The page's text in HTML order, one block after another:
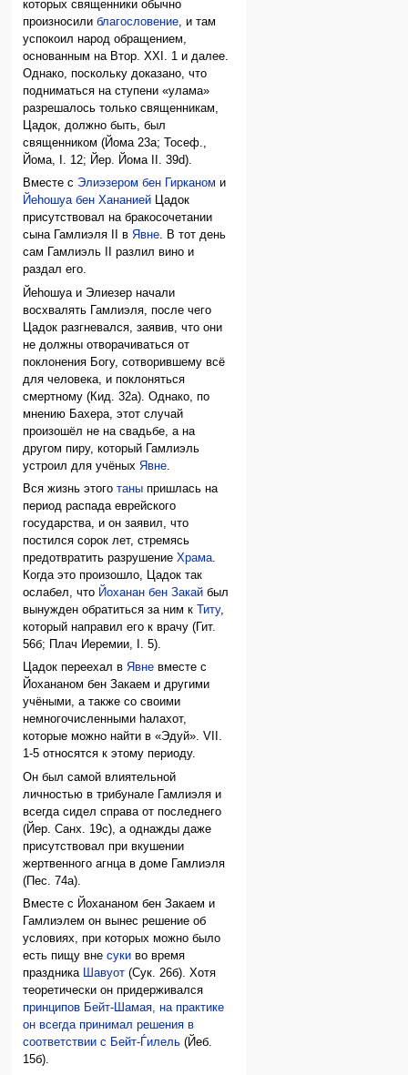
которых священники обычно
произносилиблагословение, и там
успокоил народ обращением,
основанным на Втор. XXI. 1 и далее.
Однако, поскольку доказано, что
подниматься на ступени «улама»
разрешалось только священникам,
Цадок, должно быть, был
священником (Йома 23а; Тосеф.,
Йома, I. 12; Йер. Йома II. 39d).
Вместе с Элиэзером бен Гирканом и
Йеhошуа бен Хананией Цадок
присутствовал на бракосочетании
сына Гамлиэля II вЯвне. В тот день
сам Гамлиэль II разлил вино и
раздал его.
Йеhошуа и Элиезер начали
восхвалять Гамлиэля, после чего
Цадок разгневался, заявив, что они
не должны отворачиваться от
поклонения Богу, сотворившему всё
для человека, и поклоняться
смертному (Кид. 32а). Однако, по
мнению Бахера, этот случай
произошёл не на свадьбе, а на
другом пиру, который Гамлиэль
устроил для учёных Явне
Вся жизнь этоготаны пришлась на
период распада еврейского
государства, и он заявил, что
постился сорок лет, стремясь
предотвратить разрушениеХрама.
Когда это произошло, Цадок так
ослабел, что Йоханан бен Закай был
вынужден обратиться за ним к
Титу,
который направил его к врачу (Гит.
56б; Плач Иеремии, I. 5).
Цадок переехал вЯвне вместе с
Йохананом бен Закаем и другими
учёными, а также со своими
немногочисленными hалахот,
которые можно найти в «Эдуй». VII.
1-5 относятся к этому периоду.
Он был самой влиятельной
личностью в трибунале Гамлиэля и
всегда сидел справа от последнего
(Йер. Санх. 19c), а однажды даже
присутствовал при вкушении
жертвенного агнца в доме Гамлиэля
(Пес. 74a).
Вместе с Йохананом бен Закаем и
Гамлиэлем он вынес решение об
условиях, при которых можно было
есть пищу внесуки во время
праздника Шавуот (Сук. 26б). Хотя
теоретически он придерживался
принципов Бейт-Шамая, на практике
он всегда принимал решения в
соответствии с Бейт-Ѓилель (Йеб.
15б).